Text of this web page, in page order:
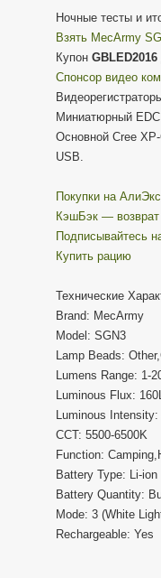
Ночные тесты и
Взять MecArmy
Купон GBLED2016
Cпонсор видео
Миниатюрный
Основной Cree
USB.
Покупки на
КэшБэк — возврат
Подписывайтесь
Купить рацию
Технические
Brand: MecArmy
Model: SGN3
Lamp Beads:
Lumens Range: 1-
Luminous Flux:
Luminous Intensity:
CCT: 5500-6500K
Function:
Battery Type: Li-ion
Battery Quantity:
Mode: 3 (White
Rechargeable: Yes